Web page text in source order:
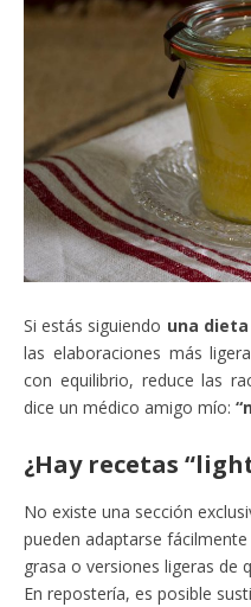
Si estás siguiendo una
las elaboraciones más
con equilibrio, reduce las
dice un médico amigo mío:
¿Hay recetas
No existe una sección
pueden adaptarse
grasa o versiones ligeras de
En repostería, es posible